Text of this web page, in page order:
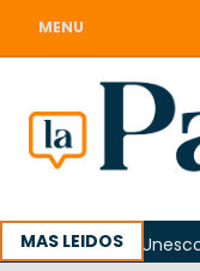
MENU
MAS LEIDOSLa Unesco